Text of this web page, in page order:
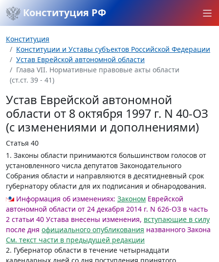
Конституция РФ
Конституция
Конституции и Уставы субъектов Российской Федерации
Устав Еврейской автономной области
Глава VII. Нормативные правовые акты области
(ст.ст. 39 - 41)
Устав Еврейской автономной
области от 8 октября 1997 г. N 40-ОЗ
(с изменениями и дополнениями)
Статья 40
1. Законы области принимаются большинством голосов от
установленного числа депутатов Законодательного
Собрания области и направляются в десятидневный срок
губернатору области для их подписания и обнародования.
Информация об изменениях: Законом Еврейской
автономной области от 24 декабря 2014 г. N 626-ОЗ в часть
2 статьи 40 Устава внесены изменения, вступающие в силу
после дня официального опубликования названного Закона
См. текст части в предыдущей редакции
2. Губернатор области в течение четырнадцати